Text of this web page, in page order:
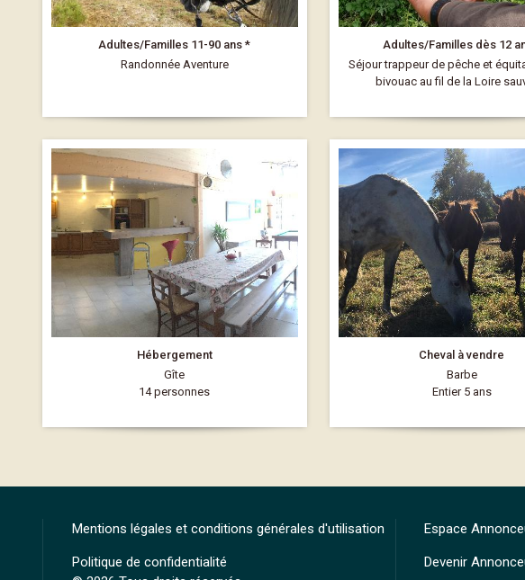
Adultes/Familles 11-90 ans *
Randonnée Aventure
Adultes/Familles dès 12
Séjour trappeur de pêche et
bivouac au fil de la Loire
Hébergement
Gîte
14 personnes
Cheval à vendre
Barbe
Entier 5 ans
Mentions légales et conditions générales d'utilisation
Politique de confidentialité
Espace
Devenir